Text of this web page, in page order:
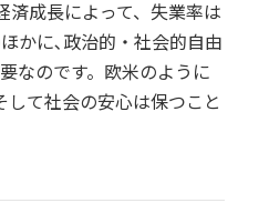
済成長によって、失業率は
かに､政治的・社会的自由
なのです。欧米のように
て社会の安心は保つこと